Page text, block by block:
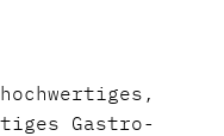
Gastro-